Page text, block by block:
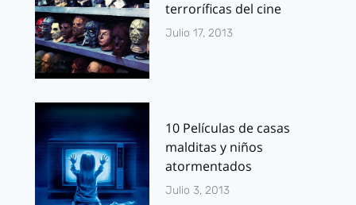
terroríficas del cine
Julio 17, 2013
10 Películas de casas
malditas y niños
atormentados
Julio 3, 2013